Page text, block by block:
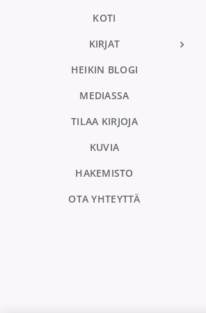
KOTI
KIRJAT
HEIKIN BLOGI
MEDIASSA
TILAA KIRJOJA
KUVIA
HAKEMISTO
OTA YHTEYTTÄ